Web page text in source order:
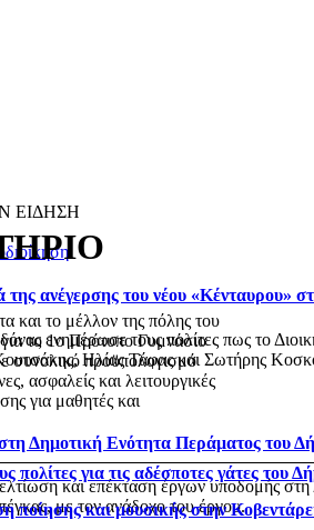
ΕΙΔΗΣΗ
ανέγερσης του νέου «Κένταυρου»
ενημέρωσε τους πολίτες πως το
Ηλίας Τάφας και Σωτήρης
Δημοτική Ενότητα Περάματος του
και επέκταση έργων υποδομής
με τον ανάδοχο του έργου.
και το μέλλον της πόλης του
το 1ο Πρότυπο Γυμνάσιο
συνολικό προϋπολογισμό
ασφαλείς και λειτουργικές
για μαθητές και
για τις αδέσποτες γάτες του
και μουσικής στην